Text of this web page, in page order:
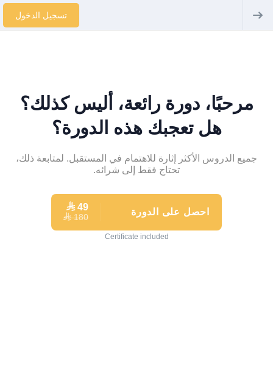
تسجيل الدخول
مرحبًا، دورة رائعة، أليس كذلك؟
هل تعجبك هذه الدورة؟
جميع الدروس الأكثر إثارة للاهتمام في المستقبل. لمتابعة ذلك،
تحتاج فقط إلى شرائه.
احصل على الدورة 49
⃁
180
⃁
Certificate included